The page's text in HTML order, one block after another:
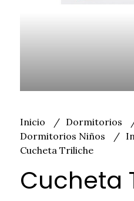
Inicio
Dormitorios
Dormitorios Niños
Cucheta Triliche
Cucheta